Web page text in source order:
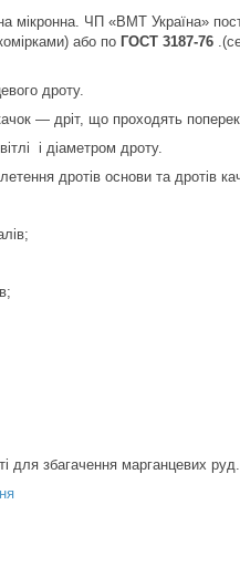
мікронна. ЧП «ВМТ Україна»
або по ГОСТ 3187-76
дроту.
— дріт, що проходять поперек
і діаметром дроту.
дротів основи та дротів
для збагачення марганцевих руд.